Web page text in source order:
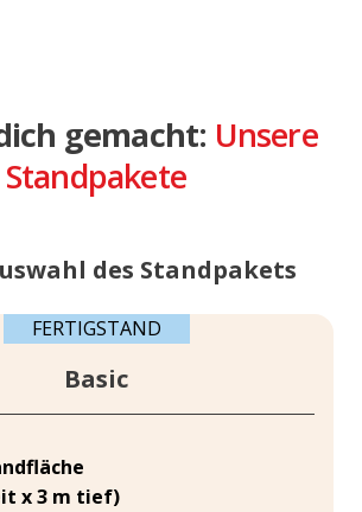
gemacht: Unsere
Standpakete
des Standpakets
FERTIGSTAND
Basic
x 3 m tief)